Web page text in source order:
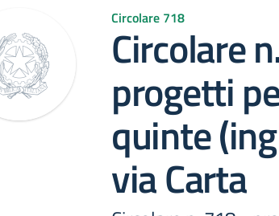
Circolare 718
Circolare
progetti
quinte
via Carta